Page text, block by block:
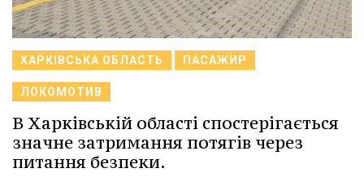
ХАРКІВСЬКА ОБЛАСТЬ ПАСАЖИР
ЛОКОМОТИВ
В Харківській області спостерігається
значне затримання потягів через
питання безпеки.